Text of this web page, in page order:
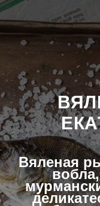
Вяленая